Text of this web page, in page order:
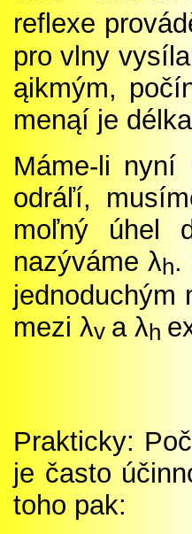
reflexe
pro vlny
ąikmým,
menąí je
Máme-li nyní
odráľí,
moľný úhel
nazývámeλh.
jednoduchým
mezi λv a λh
Prakticky:
je často
toho pak: